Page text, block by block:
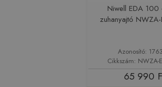
Niwell EDA 100
zuhanyajtó
Azonosító:
Cikkszám: NWZA-
65 990